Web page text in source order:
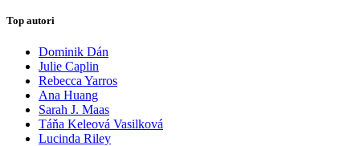
Top autori
Dominik Dán
Julie Caplin
Rebecca Yarros
Ana Huang
Sarah J. Maas
Táňa Keleová Vasilková
Lucinda Riley